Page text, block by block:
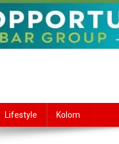
Lifestyle Kolom